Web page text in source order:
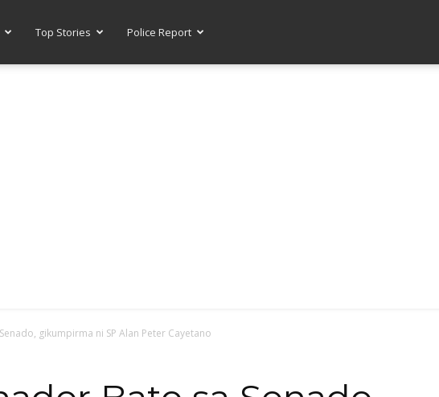
Top Stories Police Report
gikumpirma ni SP Alan Peter Cayetano